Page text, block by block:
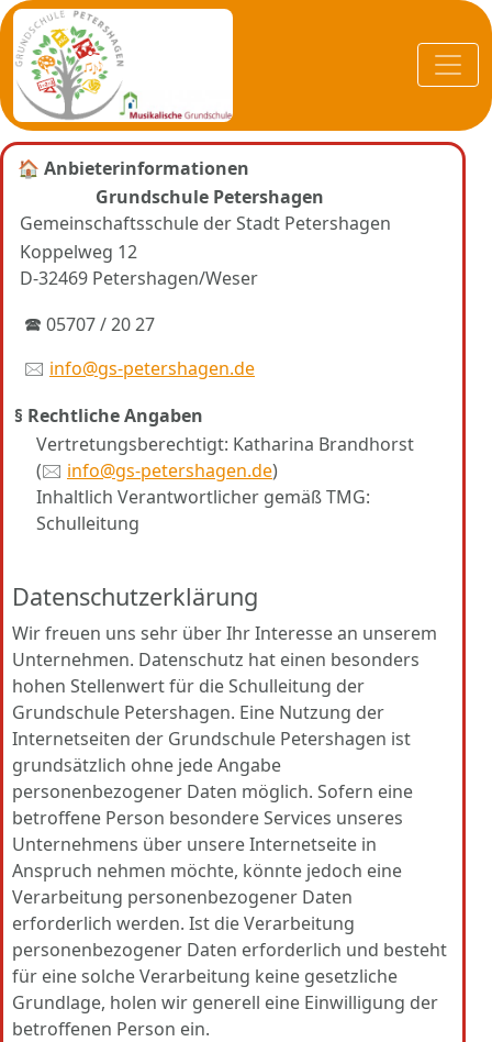
🏠 Anbieterinformationen
Grundschule Petershagen
Gemeinschaftsschule der Stadt Petershagen
Koppelweg 12
D-32469 Petershagen/Weser
🕿 05707 / 20 27
🖂 info@gs-petershagen.de
§ Rechtliche Angaben
Vertretungsberechtigt: Katharina Brandhorst
(🖂 info@gs-petershagen.de)
Inhaltlich Verantwortlicher gemäß TMG:
Schulleitung
Datenschutzerklärung
Wir freuen uns sehr über Ihr Interesse an unserem
Unternehmen. Datenschutz hat einen besonders
hohen Stellenwert für die Schulleitung der
Grundschule Petershagen. Eine Nutzung der
Internetseiten der Grundschule Petershagen ist
grundsätzlich ohne jede Angabe
personenbezogener Daten möglich. Sofern eine
betroffene Person besondere Services unseres
Unternehmens über unsere Internetseite in
Anspruch nehmen möchte, könnte jedoch eine
Verarbeitung personenbezogener Daten
erforderlich werden. Ist die Verarbeitung
personenbezogener Daten erforderlich und besteht
für eine solche Verarbeitung keine gesetzliche
Grundlage, holen wir generell eine Einwilligung der
betroffenen Person ein.